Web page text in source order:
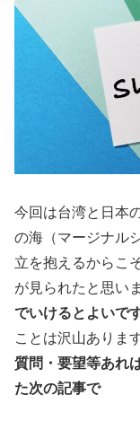
今回は台湾と日本
の海（マージナル
立を抱えるからこ
が見られたと思い
でいけるとよいで
ことは沢山ありま
質問・要望等あれ
た次の記事で